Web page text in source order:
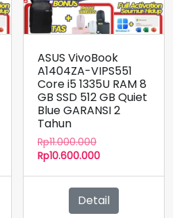
ASUS VivoBook
A1404ZA-VIPS551
Core i5 1335U RAM 8
GB SSD 512 GB Quiet
Blue GARANSI 2
Tahun
Rp11.000.000Harga
aslinya
Rp10.600.000Harga
adalah:
Rp10.600.000.
Detail